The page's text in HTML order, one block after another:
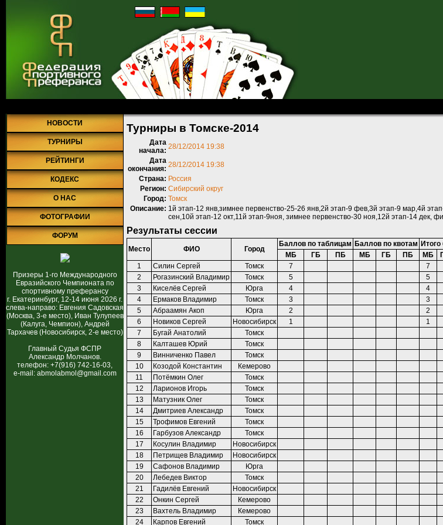
НОВОСТИ
ТУРНИРЫ
РЕЙТИНГИ
КОДЕКС
О НАС
ФОТОГРАФИИ
ФОРУМ
Призеры 1-го Международного
Евразийского Чемпионата по
спортивному преферансу
г. Екатеринбург, 12-14 июня 2026 г.
слева-направо: Евгения Садовская
(Москва, 3-е место), Иван Тулупеев
(Калуга, Чемпион), Андрей
Тархачев (Новосибирск, 2-е место)
Главный Судья ФСПР
Александр Молчанов.
телефон: +7(916) 742-16-03,
e-mail: abmolabmol@gmail.com
Турниры в Томске-2014
Дата
начала: 28/12/2014 19:38
Дата
окончания: 28/12/2014 19:38
Страна: Россия
Регион: Сибирский округ
Город: Томск
Описание: 1й этап-12 янв,зимнее первенство-25-26 янв,2й этап-9 фев,3й этап-9 мар,4й
сен,10й этап-12 окт,11й этап-9ноя, зимнее первенство-30 ноя,12й этап-14 дек,
Результаты сессии
Место ФИО Город
Баллов по таблицам Баллов по квотам
МБ
ГБ ПБ МБ ГБ ПБ МБ
1
Силин Сергей Томск 7
7
2
Рогазинский Владимир Томск 5
5
3
Киселёв Сергей Юрга 4
4
4
Ермаков Владимир Томск 3
3
5
Абраамян Акоп Юрга 2
2
6
Новиков Сергей Новосибирск 1
1
7
Бугай Анатолий
Томск
8
Калташев Юрий
Томск
9
Винниченко Павел
Томск
10
Козодой Константин
Кемерово
11
Потёмкин Олег
Томск
12
Ларионов Игорь
Томск
13
Матузник Олег
Томск
14
Дмитриев Александр
Томск
15
Трофимов Евгений
Томск
16
Гарбузов Александр
Томск
17
Косулин Владимир
Новосибирск
18
Петрищев Владимир
Новосибирск
19
Сафонов Владимир
Юрга
20
Лебедев Виктор
Томск
21
Гадилёв Евгений
Новосибирск
22
Онкин Сергей
Кемерово
23
Вахтель Владимир
Кемерово
24
Карпов Евгений Томск